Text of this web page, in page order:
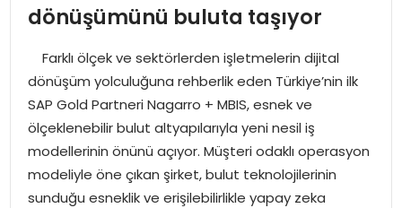
GÜNCEL
dönüşümünü buluta taşıyor
Farklı ölçek ve sektörlerden işletmelerin dijital
dönüşüm yolculuğuna rehberlik eden Türkiye’nin ilk
SAP Gold Partneri Nagarro + MBIS, esnek ve
ölçeklenebilir bulut altyapılarıyla yeni nesil iş
modellerinin önünü açıyor. Müşteri odaklı operasyon
modeliyle öne çıkan şirket, bulut teknolojilerinin
sunduğu esneklik ve erişilebilirlikle yapay zeka